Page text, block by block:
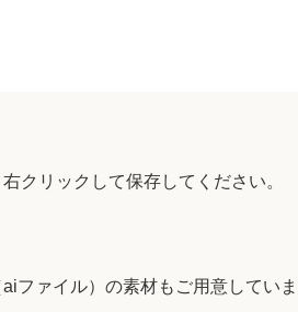
クリックして保存してください。
ファイル）の素材もご用意してい